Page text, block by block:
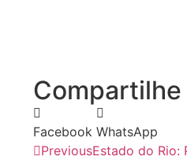
Facebook WhatsApp
PreviousEstado do Rio: